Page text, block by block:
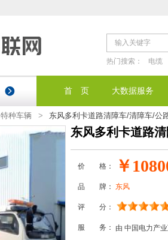
热门搜索： 电缆
首 页 大数据服务
特种车辆 > 东风多利卡道路清障车/清障车/公
东风多利卡道路
价 格： ￥
品 牌： 东风
评 分：
服 务： 由 中国电力产